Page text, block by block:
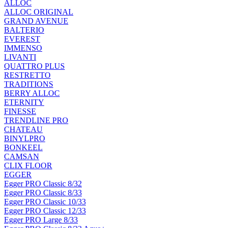
ALLOC
ALLOC ORIGINAL
GRAND AVENUE
BALTERIO
EVEREST
IMMENSO
LIVANTI
QUATTRO PLUS
RESTRETTO
TRADITIONS
BERRY ALLOC
ETERNITY
FINESSE
TRENDLINE PRO
CHATEAU
BINYLPRO
BONKEEL
CAMSAN
CLIX FLOOR
EGGER
Egger PRO Classic 8/32
Egger PRO Classic 8/33
Egger PRO Classic 10/33
Egger PRO Classic 12/33
Egger PRO Large 8/33